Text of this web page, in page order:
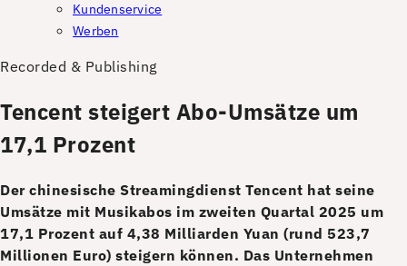
Kundenservice
Werben
Recorded & Publishing
Tencent steigert Abo-Umsätze um
17,1 Prozent
Der chinesische Streamingdienst Tencent hat seine
Umsätze mit Musikabos im zweiten Quartal 2025 um
17,1 Prozent auf 4,38 Milliarden Yuan (rund 523,7
Millionen Euro) steigern können. Das Unternehmen